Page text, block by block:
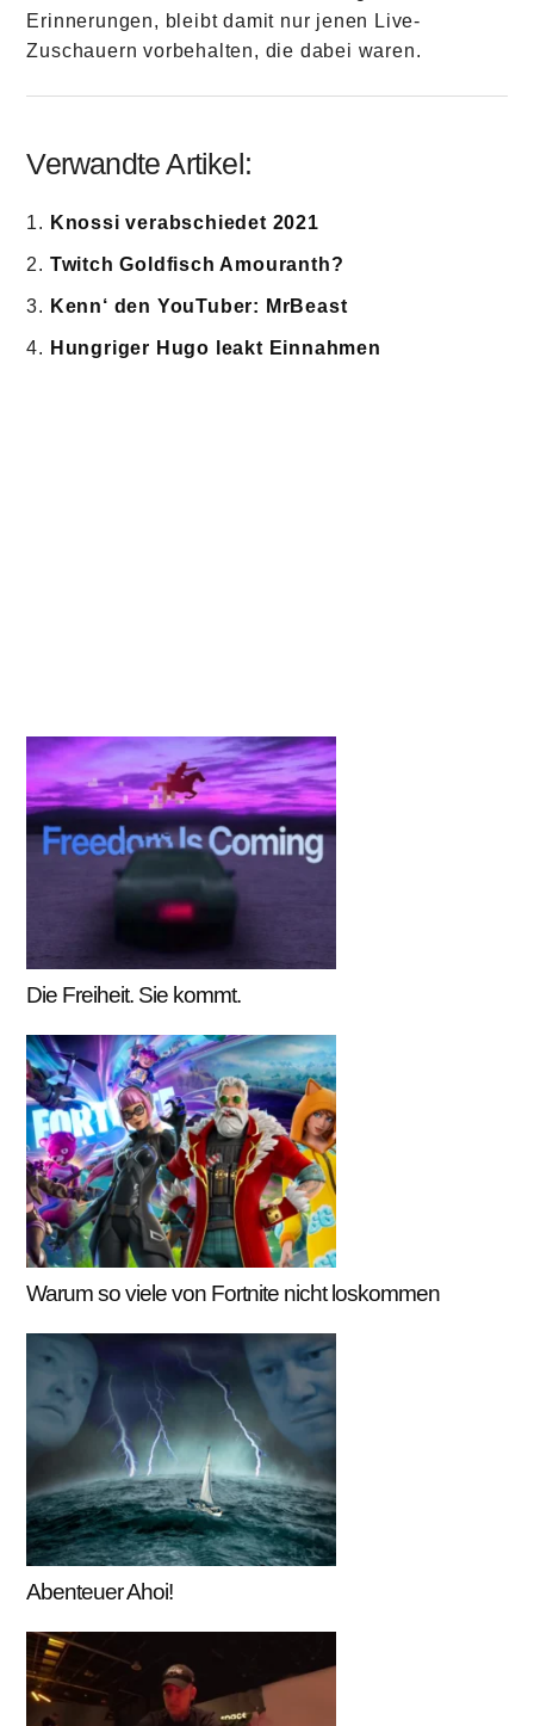
Erinnerungen, bleibt damit nur jenen Live-
Zuschauern vorbehalten, die dabei waren.
Verwandte Artikel:
Knossi verabschiedet 2021
Twitch Goldfisch Amouranth?
Kenn‘ den YouTuber: MrBeast
Hungriger Hugo leakt Einnahmen
Die Freiheit. Sie kommt.
Warum so viele von Fortnite nicht loskommen
Abenteuer Ahoi!